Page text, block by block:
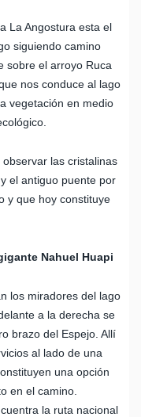
La Angostura esta el
siguiendo camino
sobre el arroyo Ruca
nos conduce al lago
vegetación en medio
las cristalinas
el antiguo puente por
y que hoy constituye
Nahuel Huapi
los miradores del lago
a la derecha se
brazo del Espejo. Allí
al lado de una
una opción
en el camino.
la ruta nacional